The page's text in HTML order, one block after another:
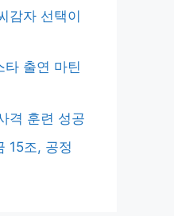
감자 선택이
타 출연 마틴
격 훈련 성공
15조, 공정